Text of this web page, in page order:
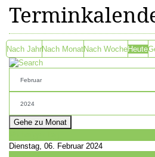
Nach JahrNach MonatNach WocheHeute
Gehe zu Monat
Dienstag, 06. Februar 2024